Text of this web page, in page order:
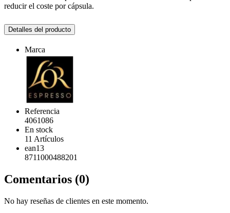
reducir el coste por cápsula.
Detalles del producto
Marca
Referencia
4061086
En stock
11 Artículos
ean13
8711000488201
Comentarios (0)
No hay reseñas de clientes en este momento.